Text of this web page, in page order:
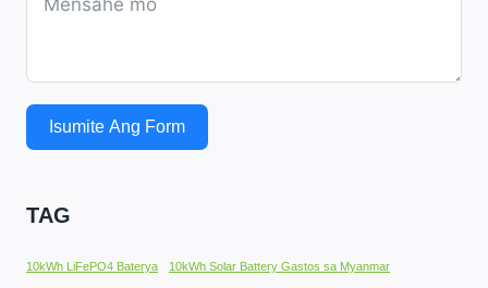
Isumite Ang Form
TAG
10kWh LiFePO4 Baterya 10kWh Solar Battery Gastos sa Myanmar